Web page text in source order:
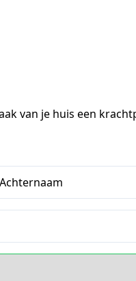
van je huis een
Achternaam